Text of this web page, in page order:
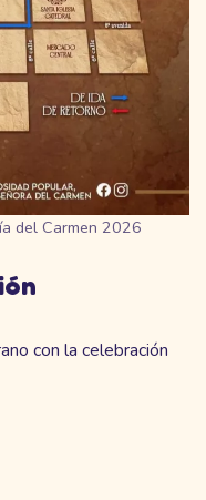
del Carmen 2026
con la celebración